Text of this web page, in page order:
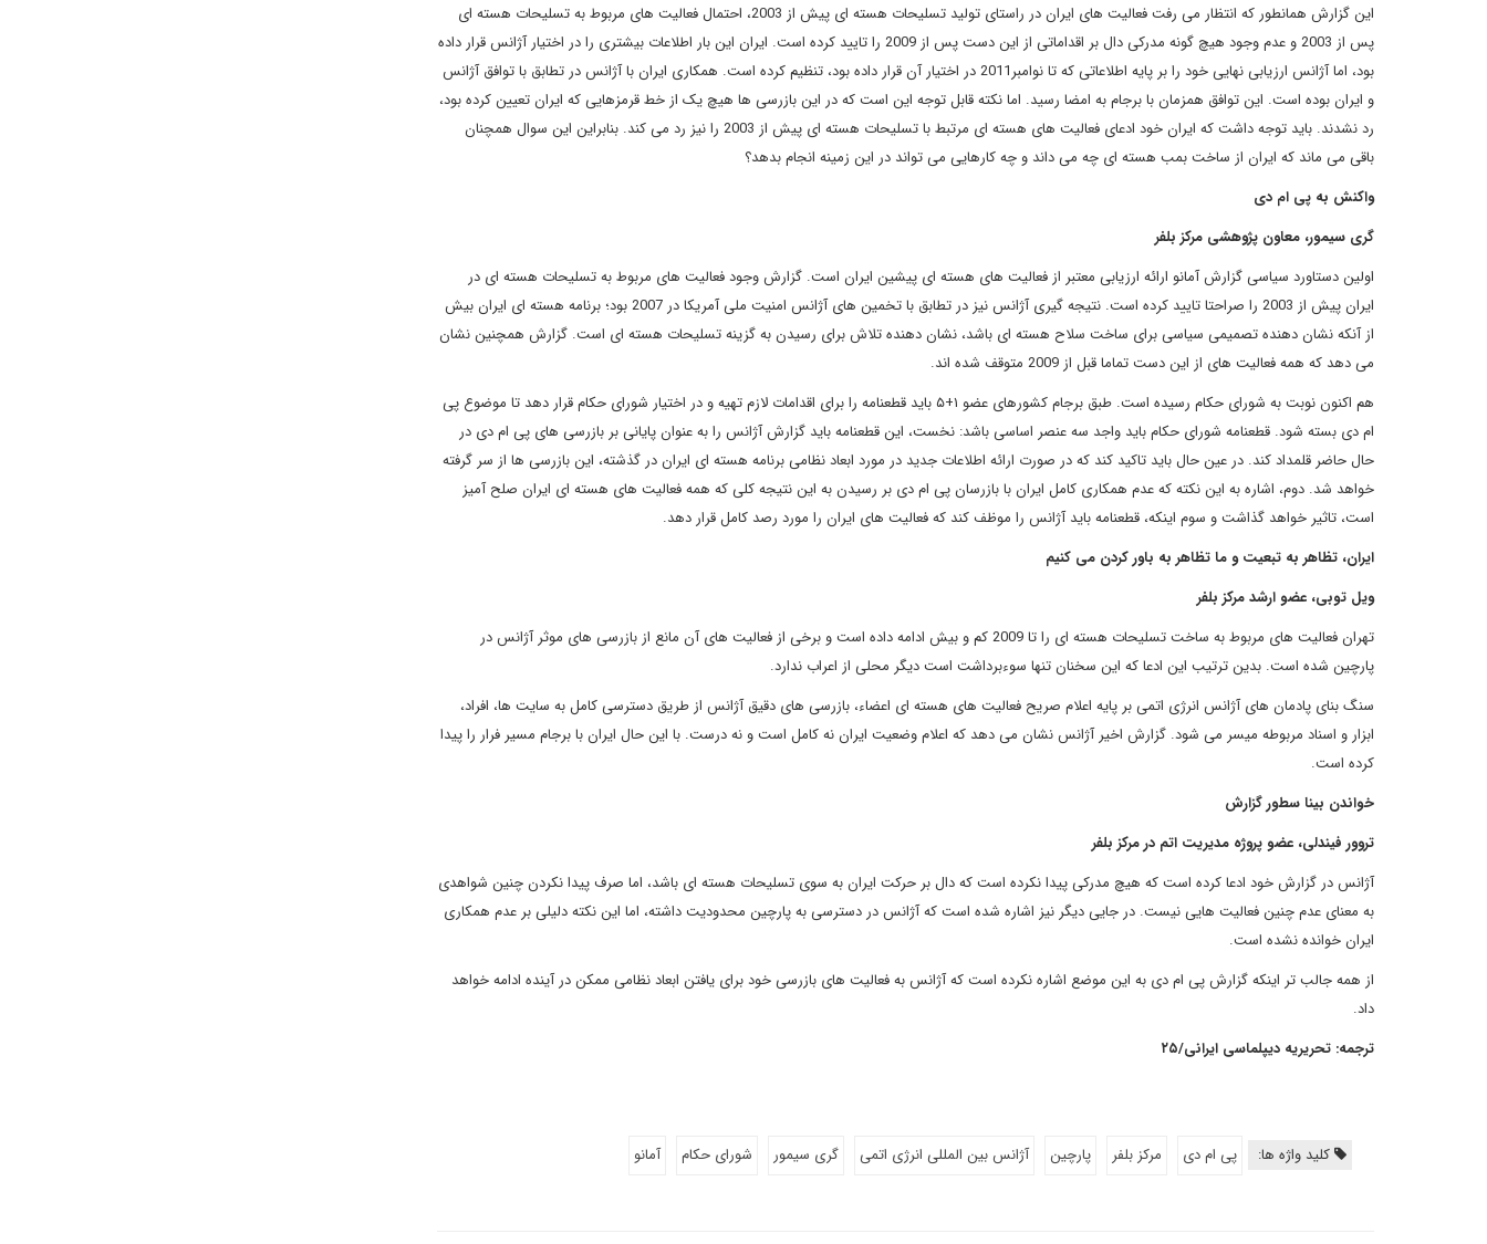
این گزارش همانطور که انتظار می رفت فعالیت های ایران در راستای تولید تسلیحات هسته ای پیش از 2003، احتمال فعالیت های مربوط به تسلیحات هسته ای
پس از 2003 و عدم وجود هیچ گونه مدرکی دال بر اقداماتی از این دست پس از 2009 را تایید کرده است. ایران این بار اطلاعات بیشتری را در اختیار آژانس قرار داده
بود، اما آژانس ارزیابی نهایی خود را بر پایه اطلاعاتی که تا نوامبر2011 در اختیار آن قرار داده بود، تنظیم کرده است. همکاری ایران با آژانس در تطابق با توافق آژانس
و ایران بوده است. این توافق همزمان با برجام به امضا رسید. اما نکته قابل توجه این است که در این بازرسی ها هیچ یک از خط قرمزهایی که ایران تعیین کرده بود،
رد نشدند. باید توجه داشت که ایران خود ادعای فعالیت های هسته ای مرتبط با تسلیحات هسته ای پیش از 2003 را نیز رد می کند. بنابراین این سوال همچنان
باقی می ماند که ایران از ساخت بمب هسته ای چه می داند و چه کارهایی می تواند در این زمینه انجام بدهد؟
واکنش به پی ام دی
گری سیمور، معاون پژوهشی مرکز بلفر
اولین دستاورد سیاسی گزارش آمانو ارائه ارزیابی معتبر از فعالیت های هسته ای پیشین ایران است. گزارش وجود فعالیت های مربوط به تسلیحات هسته ای در
ایران پیش از 2003 را صراحتا تایید کرده است. نتیجه گیری آژانس نیز در تطابق با تخمین های آژانس امنیت ملی آمریکا در 2007 بود؛ برنامه هسته ای ایران بیش
از آنکه نشان دهنده تصمیمی سیاسی برای ساخت سلاح هسته ای باشد، نشان دهنده تلاش برای رسیدن به گزینه تسلیحات هسته ای است. گزارش همچنین نشان
می دهد که همه فعالیت های از این دست تماما قبل از 2009 متوقف شده اند.
هم اکنون نوبت به شورای حکام رسیده است. طبق برجام کشورهای عضو ۱+۵ باید قطعنامه را برای اقدامات لازم تهیه و در اختیار شورای حکام قرار دهد تا موضوع پی
ام دی بسته شود. قطعنامه شورای حکام باید واجد سه عنصر اساسی باشد: نخست، این قطعنامه باید گزارش آژانس را به عنوان پایانی بر بازرسی های پی ام دی در
حال حاضر قلمداد کند. در عین حال باید تاکید کند که در صورت ارائه اطلاعات جدید در مورد ابعاد نظامی برنامه هسته ای ایران در گذشته، این بازرسی ها از سر گرفته
خواهد شد. دوم، اشاره به این نکته که عدم همکاری کامل ایران با بازرسان پی ام دی بر رسیدن به این نتیجه کلی که همه فعالیت های هسته ای ایران صلح آمیز
است، تاثیر خواهد گذاشت و سوم اینکه، قطعنامه باید آژانس را موظف کند که فعالیت های ایران را مورد رصد کامل قرار دهد.
ایران، تظاهر به تبعیت و ما تظاهر به باور کردن می کنیم
ویل توبی، عضو ارشد مرکز بلفر
تهران فعالیت های مربوط به ساخت تسلیحات هسته ای را تا 2009 کم و بیش ادامه داده است و برخی از فعالیت های آن مانع از بازرسی های موثر آژانس در
پارچین شده است. بدین ترتیب این ادعا که این سخنان تنها سوءبرداشت است دیگر محلی از اعراب ندارد.
سنگ بنای پادمان های آژانس انرژی اتمی بر پایه اعلام صریح فعالیت های هسته ای اعضاء، بازرسی های دقیق آژانس از طریق دسترسی کامل به سایت ها، افراد،
ابزار و اسناد مربوطه میسر می شود. گزارش اخیر آژانس نشان می دهد که اعلام وضعیت ایران نه کامل است و نه درست. با این حال ایران با برجام مسیر فرار را پیدا
کرده است.
خواندن بینا سطور گزارش
تروور فیندلی، عضو پروژه مدیریت اتم در مرکز بلفر
آژانس در گزارش خود ادعا کرده است که هیچ مدرکی پیدا نکرده است که دال بر حرکت ایران به سوی تسلیحات هسته ای باشد، اما صرف پیدا نکردن چنین شواهدی
به معنای عدم چنین فعالیت هایی نیست. در جایی دیگر نیز اشاره شده است که آژانس در دسترسی به پارچین محدودیت داشته، اما این نکته دلیلی بر عدم همکاری
ایران خوانده نشده است.
از همه جالب تر اینکه گزارش پی ام دی به این موضع اشاره نکرده است که آژانس به فعالیت های بازرسی خود برای یافتن ابعاد نظامی ممکن در آینده ادامه خواهد
داد.
ترجمه: تحریریه دیپلماسی ایرانی/۲۵
کلید واژه ها: پی ام دی مرکز بلفر پارچین آژانس بین المللی انرژی اتمی گری سیمور شورای حکام آمانو